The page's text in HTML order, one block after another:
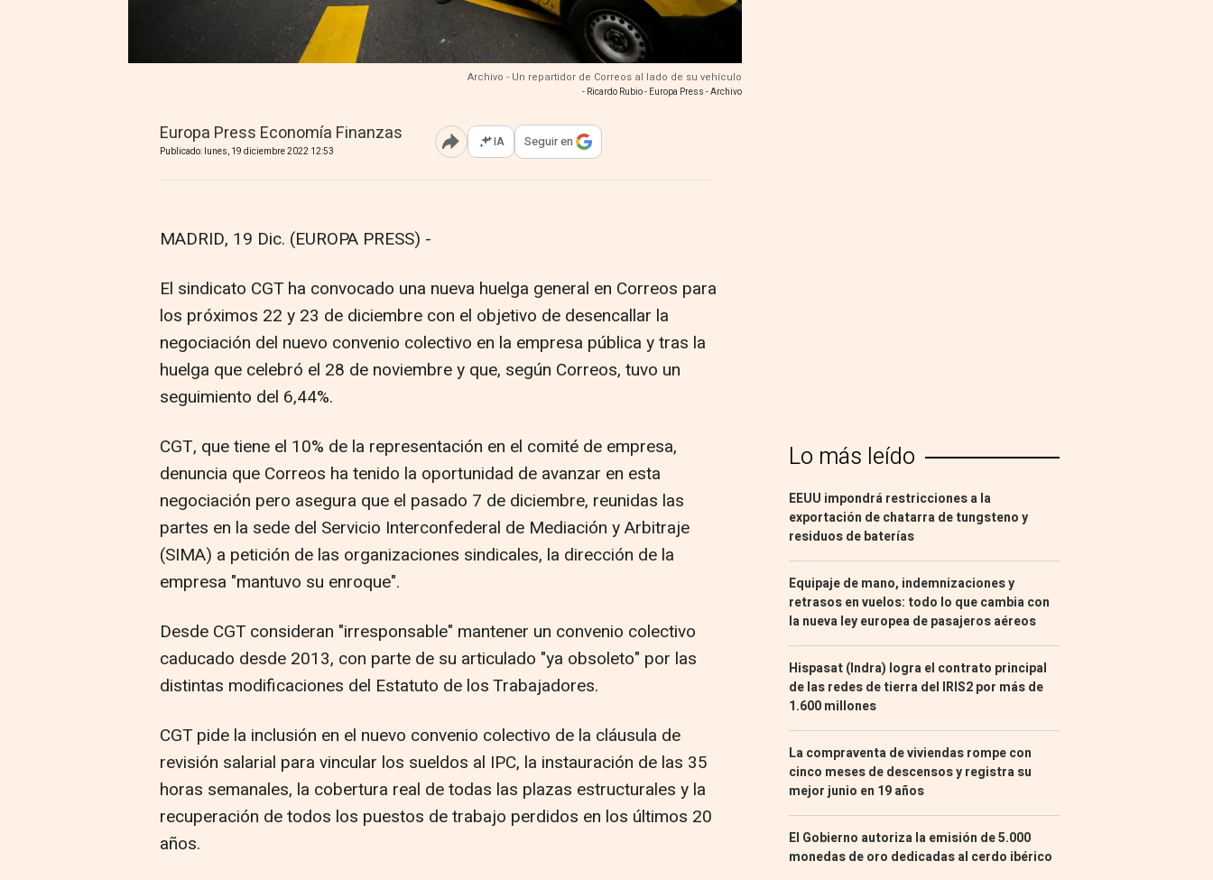
Archivo - Un repartidor de Correos al lado de su vehículo
- Ricardo Rubio - Europa Press - Archivo
Europa Press Economía Finanzas
Publicado: lunes, 19 diciembre 2022 12:53 Abrir opciones para compartir
IA Seguir en
MADRID, 19 Dic. (EUROPA PRESS) -
El sindicato CGT ha convocado una nueva huelga general en Correos para
los próximos 22 y 23 de diciembre con el objetivo de desencallar la
negociación del nuevo convenio colectivo en la empresa pública y tras la
huelga que celebró el 28 de noviembre y que, según Correos, tuvo un
seguimiento del 6,44%.
CGT, que tiene el 10% de la representación en el comité de empresa,
denuncia que Correos ha tenido la oportunidad de avanzar en esta
negociación pero asegura que el pasado 7 de diciembre, reunidas las
partes en la sede del Servicio Interconfederal de Mediación y Arbitraje
(SIMA) a petición de las organizaciones sindicales, la dirección de la
empresa "mantuvo su enroque".
Desde CGT consideran "irresponsable" mantener un convenio colectivo
caducado desde 2013, con parte de su articulado "ya obsoleto" por las
distintas modificaciones del Estatuto de los Trabajadores.
CGT pide la inclusión en el nuevo convenio colectivo de la cláusula de
revisión salarial para vincular los sueldos al IPC, la instauración de las 35
horas semanales, la cobertura real de todas las plazas estructurales y la
recuperación de todos los puestos de trabajo perdidos en los últimos 20
años.
Lo más leído
EEUU impondrá restricciones a la
exportación de chatarra de tungsteno y
residuos de baterías
Equipaje de mano, indemnizaciones y
retrasos en vuelos: todo lo que cambia con
la nueva ley europea de pasajeros aéreos
Hispasat (Indra) logra el contrato principal
de las redes de tierra del IRIS2 por más de
1.600 millones
La compraventa de viviendas rompe con
cinco meses de descensos y registra su
mejor junio en 19 años
El Gobierno autoriza la emisión de 5.000
monedas de oro dedicadas al cerdo ibérico